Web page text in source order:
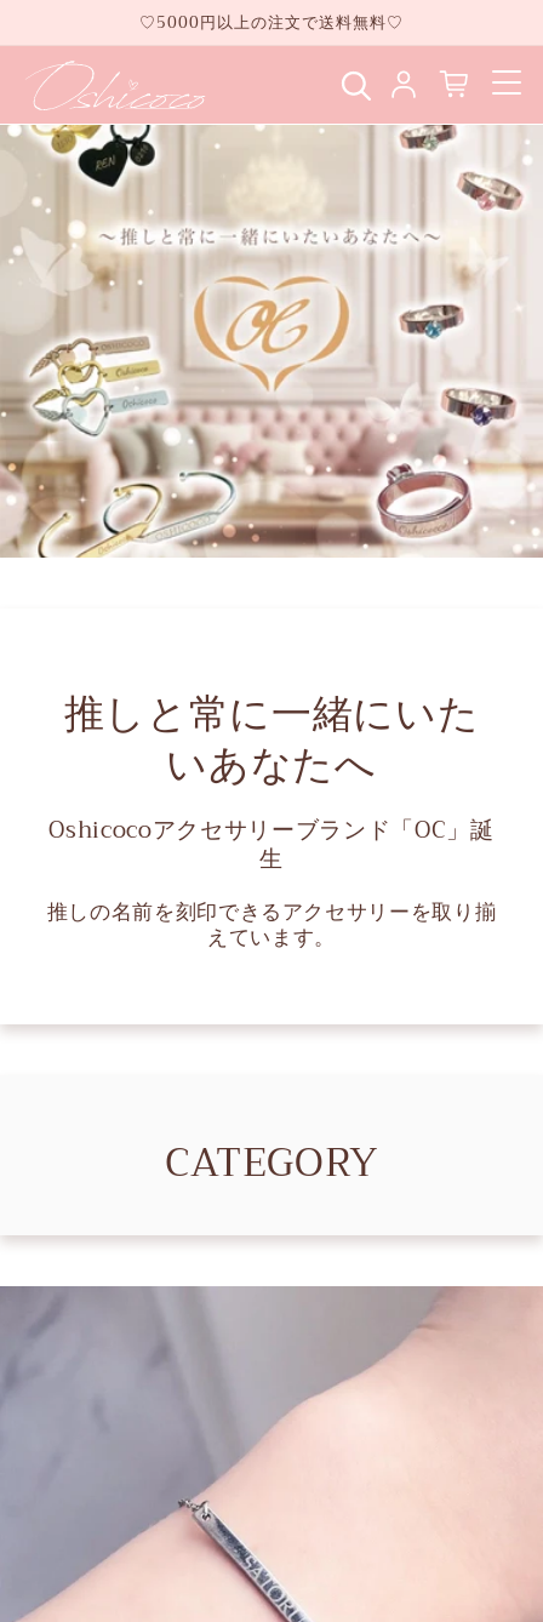
進む
♡5000円以上の注文で送料無料♡
推しと常に一緒にいた
いあなたへ
Oshicocoアクセサリーブランド「OC」誕
生
推しの名前を刻印できるアクセサリーを取り揃
えています。
CATEGORY